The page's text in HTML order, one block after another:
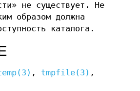
не существует. Не
образом должна
каталога.
, tmpfile(3) ,